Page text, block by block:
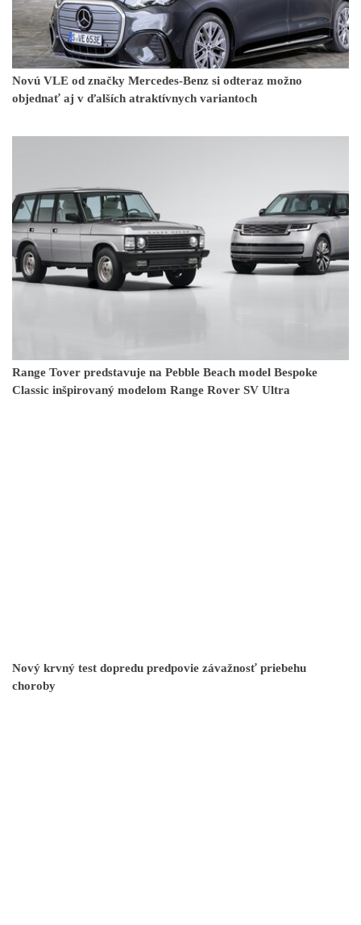
Novú VLE od značky Mercedes-Benz si odteraz možno
objednať aj v ďalších atraktívnych variantoch
Range Tover predstavuje na Pebble Beach model Bespoke
Classic inšpirovaný modelom Range Rover SV Ultra
Nový krvný test dopredu predpovie závažnosť priebehu
choroby